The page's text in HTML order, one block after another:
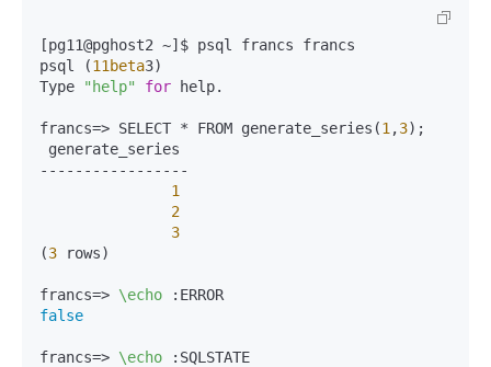
[pg11@pghost2 ~]$ psql francs francs
psql (11beta3)
Type
"help" for help.
francs=> SELECT * FROM generate_series(1 ,3);
-----------------
1
2
3
(3 rows)
francs=> \echo
false
francs=> \echo